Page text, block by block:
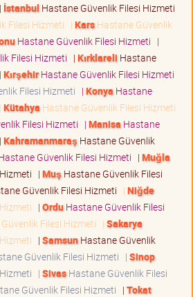
| İstanbul Hastane Güvenlik Filesi Hizmeti
Filesi Hizmeti | KarsHastane Güvenlik
Hastane Güvenlik Filesi Hizmeti |
Filesi Hizmeti | Kırklareli Hastane
| KırşehirHastane Güvenlik Filesi Hizmeti
Filesi Hizmeti | Konya Hastane
| Kütahya Hastane Güvenlik Filesi Hizmeti
Filesi Hizmeti | Manisa Hastane
| Kahramanmaraş Hastane Güvenlik
Güvenlik Filesi Hizmeti | Muğla
| Muş Hastane Güvenlik Filesi
Güvenlik Filesi Hizmeti | Niğde
| OrduHastane Güvenlik Filesi
Filesi Hizmeti | Sakarya
| SamsunHastane Güvenlik
Güvenlik Filesi Hizmeti | Sinop
| SivasHastane Güvenlik Filesi
Güvenlik Filesi Hizmeti | Tokat